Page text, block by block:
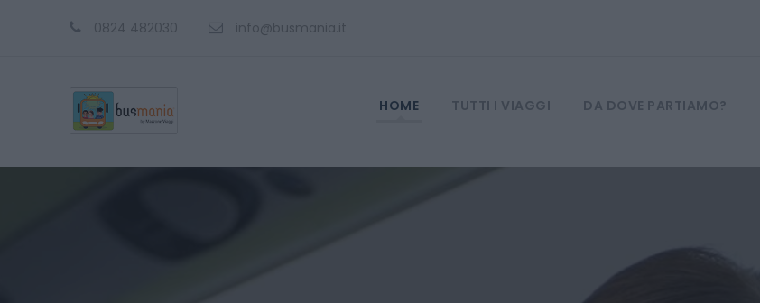
0824 482030 info@busmania.it
HOME TUTTI I VIAGGI DA DOVE PARTIAMO?